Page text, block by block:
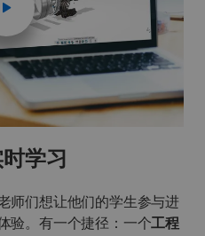
学习
师们想让他们的学生参与进
验。有一个捷径：一个工程